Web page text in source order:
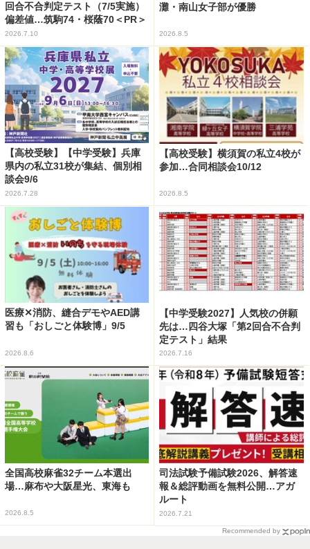
回合不合判定テスト（7/5実施）
偏差値…筑駒74・桜蔭70＜PR＞
2026.7.10
灘・南山女子部が優勝
2026.8.5
【高校受験】【中学受験】兵庫
県内の私立31校が集結、個別相
談会9/6
2026.7.28
【高校受験】横須賀の私立4校が
参加…合同相談会10/12
2026.8.5
医療✕消防、縫合デモやAED講
習も「おしごと体験博」9/5
2026.8.6
【中学受験2027】人気校の併願
先は…四谷大塚「第2回合不合判
定テスト」結果
2026.7.16
全国高校麻雀32チーム本選出
場…麻布や大阪星光、東海も
2026.8.5
司法試験予備試験2026、解答速
報＆総評動画を無料公開…アガ
ルート
2026.7.21
Recommended by